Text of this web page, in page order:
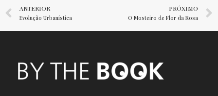
ANTERIOR
Evolução Urbanística
PRÓXIMO
O Mosteiro de Flor da Rosa